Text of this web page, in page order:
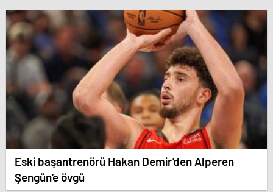
Eski başantrenörü Hakan Demir’den Alperen
Şengün’e övgü